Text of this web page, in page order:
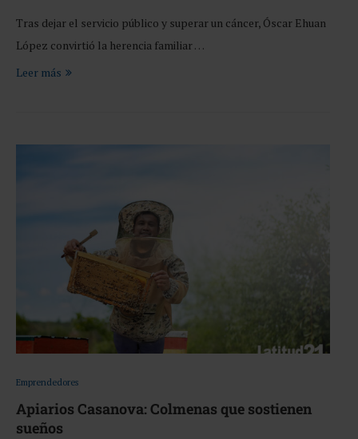
Tras dejar el servicio público y superar un cáncer, Óscar Ehuan
López convirtió la herencia familiar …
Leer más
Emprendedores
Apiarios Casanova: Colmenas que sostienen
sueños